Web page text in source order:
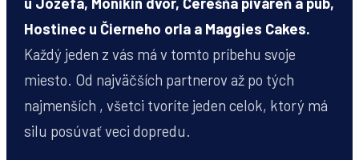
Hostinec u Čierneho orla a Maggies Cakes.
Každý jeden z vás má v tomto príbehu svoje
miesto. Od najväčších partnerov až po tých
najmenších , všetci tvoríte jeden celok, ktorý má
silu posúvať veci dopredu.